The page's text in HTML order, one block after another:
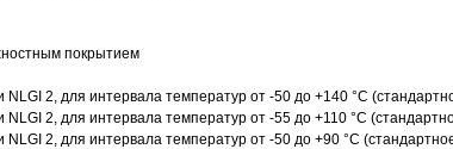
покрытием
2, для интервала температур от -50 до +140 °C
2, для интервала температур от -55 до +110 °C
2, для интервала температур от -50 до +90 °C